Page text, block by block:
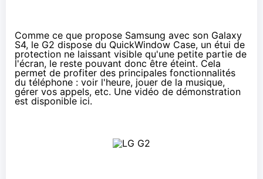
Comme ce que propose Samsung avec son Galaxy
S4, le G2 dispose du QuickWindow Case, un étui de
protection ne laissant visible qu'une petite partie de
l'écran, le reste pouvant donc être éteint. Cela
permet de profiter des principales fonctionnalités
du téléphone : voir l'heure, jouer de la musique,
gérer vos appels, etc. Une vidéo de démonstration
est disponible ici.